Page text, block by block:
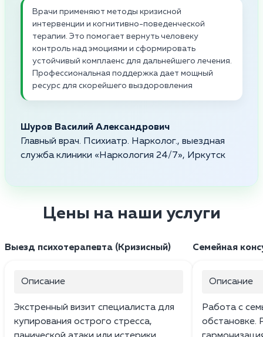
Врачи применяют методы кризисной
интервенции и когнитивно-поведенческой
терапии. Это помогает вернуть человеку
контроль над эмоциями и сформировать
устойчивый комплаенс для дальнейшего лечения.
Профессиональная поддержка дает мощный
ресурс для скорейшего выздоровления
Шуров Василий Александрович
Главный врач. Психиатр. Нарколог., выездная
служба клиники «Наркология 24/7», Иркутск
Цены на наши услуги
Выезд психотерапевта (Кризисный)
Описание
Экстренный визит специалиста для
купирования острого стресса,
Семейная
Описание
Работа с
обстановке.